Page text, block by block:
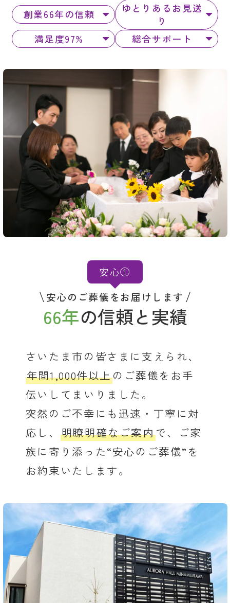
創業66年の信頼
ゆとりあるお見送
り
満足度97%
総合サポート
安心①
安心のご葬儀をお届けします
66年の信頼と実績
さいたま市の皆さまに支えられ、
年間1,000件以上のご葬儀をお手
伝いしてまいりました。
突然のご不幸にも迅速・丁寧に対
応し、 明瞭明確なご案内で、ご家
族に寄り添った“安心のご葬儀”を
お約束いたします。